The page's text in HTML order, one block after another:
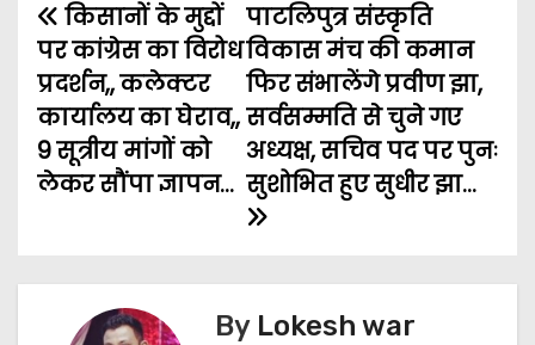
e
b
o
o
k
t
t
e
r
i
l
s
p
s
e
n
g
e
e
g
r
a
m
r
e
P
o
s
t
a
पाटलिपुत्र संस्कृति
विकास मंच की कमान
फिर संभालेंगे प्रवीण झा,
सर्वसम्मति से चुने गए
अध्यक्ष, सचिव पद पर पुनः
सुशोभित हुए सुधीर झा…
किसानों के मुद्दों
पर कांग्रेस का विरोध
प्रदर्शन,, कलेक्टर
कार्यालय का घेराव,,
9 सूत्रीय मांगों को
लेकर सौंपा ज्ञापन…
By Lokesh war